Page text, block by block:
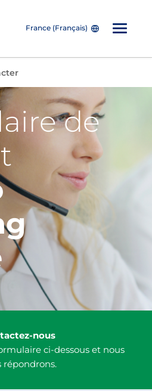
France (Français)
de
nous
ci-dessous et nous
répondrons.